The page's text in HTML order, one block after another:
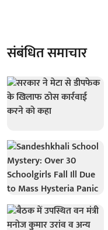
संबंधित समाचार